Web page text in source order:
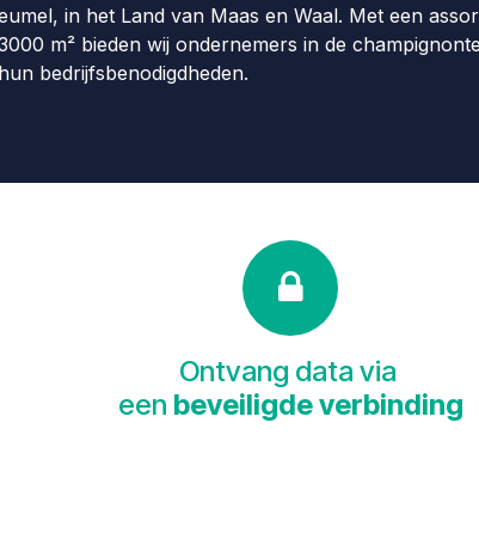
in het Land van Maas en Waal. Met een
m² bieden wij ondernemers in de
bedrijfsbenodigdheden.
Ontvang data via
een beveiligde verbinding